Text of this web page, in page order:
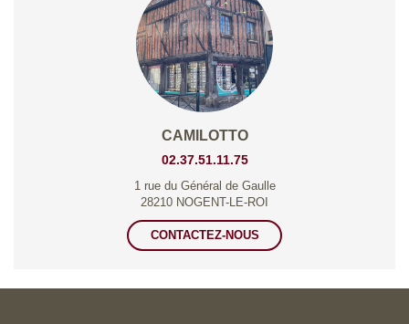
CAMILOTTO
02.37.51.11.75
1 rue du Général de Gaulle
28210 NOGENT-LE-ROI
CONTACTEZ-NOUS